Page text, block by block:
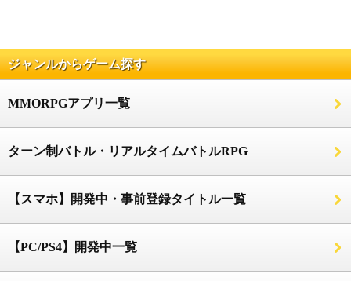
ジャンルからゲーム探す
MMORPGアプリ一覧
ターン制バトル・リアルタイムバトルRPG
【スマホ】開発中・事前登録タイトル一覧
【PC/PS4】開発中一覧